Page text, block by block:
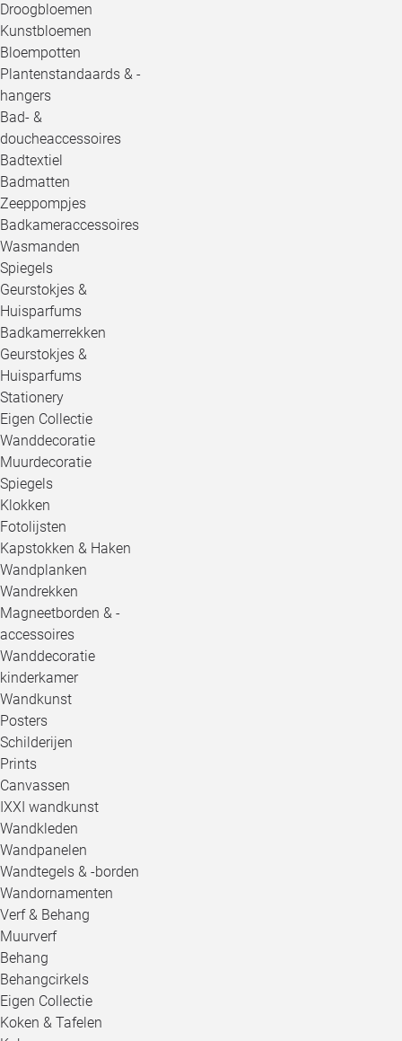
Droogbloemen
Kunstbloemen
Bloempotten
Plantenstandaards & -
hangers
Bad- &
doucheaccessoires
Badtextiel
Badmatten
Zeeppompjes
Badkameraccessoires
Wasmanden
Spiegels
Geurstokjes &
Huisparfums
Badkamerrekken
Geurstokjes &
Huisparfums
Stationery
Eigen Collectie
Wanddecoratie
Muurdecoratie
Spiegels
Klokken
Fotolijsten
Kapstokken & Haken
Wandplanken
Wandrekken
Magneetborden & -
accessoires
Wanddecoratie
kinderkamer
Wandkunst
Posters
Schilderijen
Prints
Canvassen
IXXI wandkunst
Wandkleden
Wandpanelen
Wandtegels & -borden
Wandornamenten
Verf & Behang
Muurverf
Behang
Behangcirkels
Eigen Collectie
Koken & Tafelen